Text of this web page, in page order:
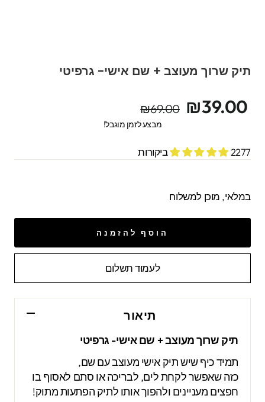
תיק שרוך מעוצב + שם אישי- גרפיטי
מחיר
מקורי
מחיר
מבצע
₪39.00
₪69.00
מבצע לזמן מוגבל!
2277 ביקורות
במלאי, מוכן למשלוח
הוסף להזמנה
לעמוד תשלום
תיאור
תיק שרוך מעוצב + שם אישי- גרפיטי
תמיד כיף שיש תיק אישי מעוצב עם שם,
כזה שאפשר לקחת לים, לבריכה או סתם לאסוף בו
חפצים מעניינים ולהפוך אותו לתיק הפתעות מתוק!